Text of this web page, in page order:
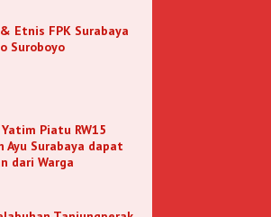
Etnis FPK Surabaya
Suroboyo
Piatu RW15
Ayu Surabaya dapat
dari Warga